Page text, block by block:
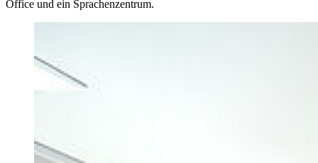
Office und ein Sprachenzentrum.